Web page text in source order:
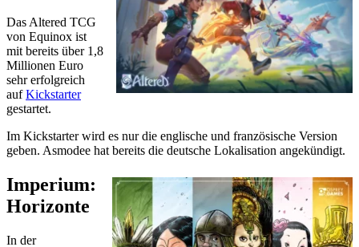
Das Altered TCG
von Equinox ist
mit bereits über 1,8
Millionen Euro
sehr erfolgreich
aufKickstarter
gestartet.
Im Kickstarter wird es nur die englische und französische Version
geben. Asmodee hat bereits die deutsche Lokalisation angekündigt.
Imperium:
Horizonte
In der